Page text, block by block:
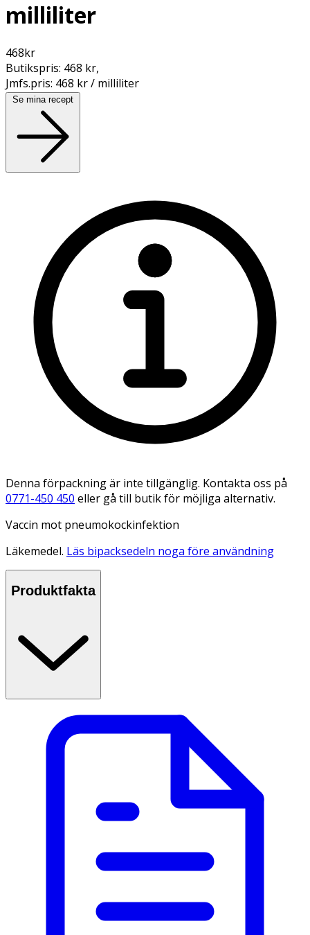
milliliter
468kr
Butikspris: 468 kr,
Jmfs.pris: 468 kr / milliliter
Se mina recept
Denna förpackning är inte tillgänglig. Kontakta oss på
0771-450 450 eller gå till butik för möjliga alternativ.
Vaccin mot pneumokockinfektion
Läkemedel. Läs bipacksedeln noga före användning
Produktfakta